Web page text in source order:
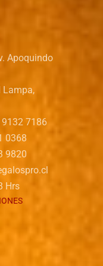
Apoquindo
Lampa,
7186
0368
9820
Hrs